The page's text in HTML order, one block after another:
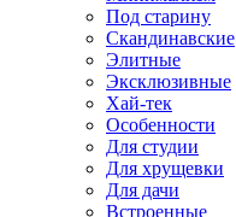
Под старину
Скандинавские
Элитные
Эксклюзивные
Хай-тек
Особенности
Для студии
Для хрущевки
Для дачи
Встроенные